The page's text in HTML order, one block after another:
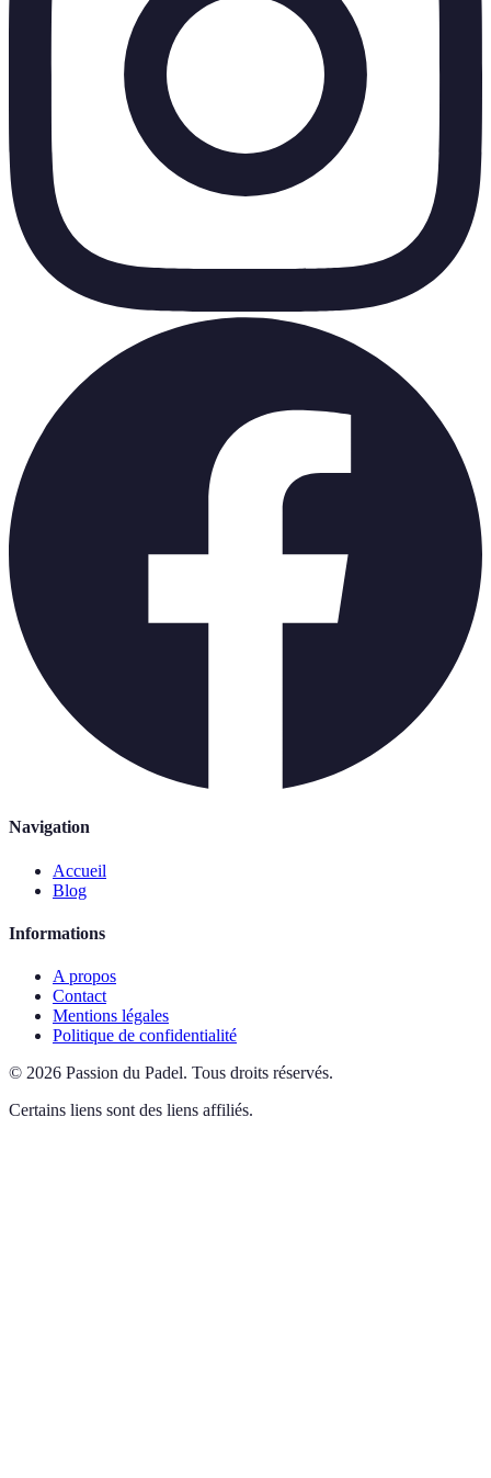
Navigation
Accueil
Blog
Informations
A propos
Contact
Mentions légales
Politique de confidentialité
© 2026 Passion du Padel. Tous droits réservés.
Certains liens sont des liens affiliés.